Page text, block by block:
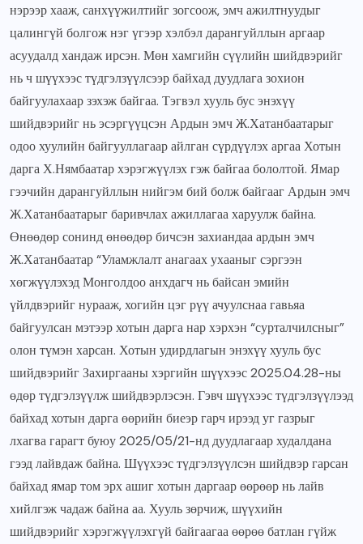
нэрээр хааж, санхүүжилтийг зогсоож, эмч ажилтнуудыг
цалингүй болгож нэг үгээр хэлбэл дарангуйллын аргаар
асуудалд хандаж ирсэн. Мөн хамгийн сүүлийн шийдвэрийг
нь ч шүүхээс түдгэлзүүлсээр байхад дуудлага зохион
байгуулахаар зэхэж байгаа. Тэгвэл хууль бус энэхүү
шийдвэрийг нь эсэргүүцсэн Ардын эмч Ж.Хатанбаатарыг
одоо хуулийн байгууллагаар айлган сүрдүүлэх аргаа Хотын
дарга Х.Нямбаатар хэрэгжүүлэх гэж байгаа бололтой. Ямар
гээчийн дарангуйллын нийгэм бий болж байгааг Ардын эмч
Ж.Хатанбаатарыг баривчлах ажиллагаа харуулж байна.
Өнөөдөр сонинд өнөөдөр бичсэн захиандаа ардын эмч
Ж.Хатанбаатар “Уламжлалт анагаах ухааныг сэргээн
хөгжүүлэхэд Монголдоо анхдагч нь байсан эмийн
үйлдвэрийг нурааж, хогийн цэг рүү ачуулснаа гавьяа
байгуулсан мэтээр хотын дарга нар хэрхэн “сурталчилсныг”
олон түмэн харсан. Хотын удирдлагын энэхүү хууль бус
шийдвэрийг Захиргааны хэргийн шүүхээс 2025.04.28-ны
өдөр түдгэлзүүлж шийдвэрлэсэн. Гэвч шүүхээс түдгэлзүүлээд
байхад хотын дарга өөрийн биеэр гарч ирээд уг газрыг
лхагва гарагт буюу 2025/05/21-нд дуудлагаар худалдана
гээд лайвдаж байна. Шүүхээс түдгэлзүүлсэн шийдвэр гарсан
байхад ямар том эрх ашиг хотын даргаар өөрөөр нь лайв
хийлгэж чадаж байна аа. Хууль зөрчиж, шүүхийн
шийдвэрийг хэрэгжүүлэхгүй байгаагаа өөрөө батлан гүйж